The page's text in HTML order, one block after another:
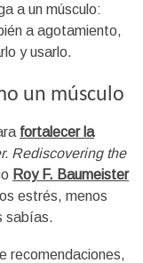
a un músculo:
a agotamiento,
y usarlo.
un músculo
fortalecer la
Rediscovering the
Roy F. Baumeister
estrés, menos
sabías.
recomendaciones,